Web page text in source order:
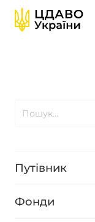
Путівник
Фонди